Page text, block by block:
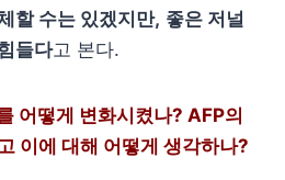
할 수는 있겠지만, 좋은 저널
들다고 본다.
어떻게 변화시켰나? AFP의
이에 대해 어떻게 생각하나?